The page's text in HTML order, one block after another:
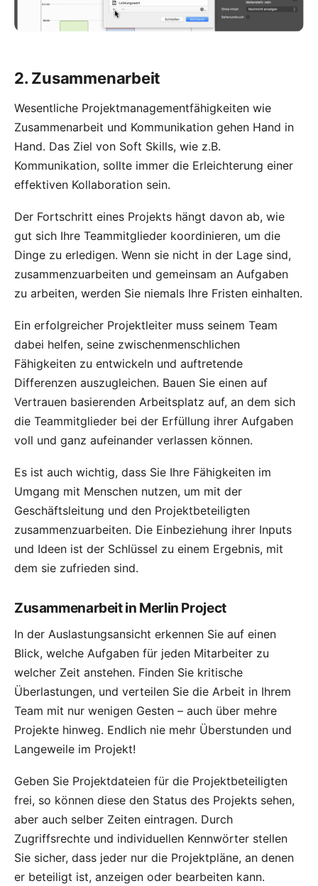
2. Zusammenarbeit
Wesentliche Projektmanagementfähigkeiten wie
Zusammenarbeit und Kommunikation gehen Hand in
Hand. Das Ziel von Soft Skills, wie z.B.
Kommunikation, sollte immer die Erleichterung einer
effektiven Kollaboration sein.
Der Fortschritt eines Projekts hängt davon ab, wie
gut sich Ihre Teammitglieder koordinieren, um die
Dinge zu erledigen. Wenn sie nicht in der Lage sind,
zusammenzuarbeiten und gemeinsam an Aufgaben
zu arbeiten, werden Sie niemals Ihre Fristen einhalten.
Ein erfolgreicher Projektleiter muss seinem Team
dabei helfen, seine zwischenmenschlichen
Fähigkeiten zu entwickeln und auftretende
Differenzen auszugleichen. Bauen Sie einen auf
Vertrauen basierenden Arbeitsplatz auf, an dem sich
die Teammitglieder bei der Erfüllung ihrer Aufgaben
voll und ganz aufeinander verlassen können.
Es ist auch wichtig, dass Sie Ihre Fähigkeiten im
Umgang mit Menschen nutzen, um mit der
Geschäftsleitung und den Projektbeteiligten
zusammenzuarbeiten. Die Einbeziehung ihrer Inputs
und Ideen ist der Schlüssel zu einem Ergebnis, mit
dem sie zufrieden sind.
Zusammenarbeit in Merlin Project
In der Auslastungsansicht erkennen Sie auf einen
Blick, welche Aufgaben für jeden Mitarbeiter zu
welcher Zeit anstehen. Finden Sie kritische
Überlastungen, und verteilen Sie die Arbeit in Ihrem
Team mit nur wenigen Gesten – auch über mehre
Projekte hinweg. Endlich nie mehr Überstunden und
Langeweile im Projekt!
Geben Sie Projektdateien für die Projektbeteiligten
frei, so können diese den Status des Projekts sehen,
aber auch selber Zeiten eintragen. Durch
Zugriffsrechte und individuellen Kennwörter stellen
Sie sicher, dass jeder nur die Projektpläne, an denen
er beteiligt ist, anzeigen oder bearbeiten kann.